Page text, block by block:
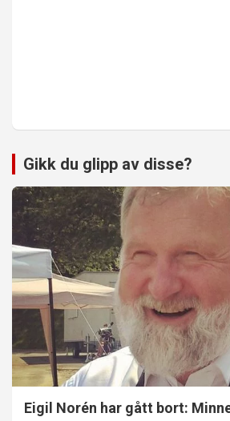
Gikk du glipp av disse?
Eigil Norén har gått bort: